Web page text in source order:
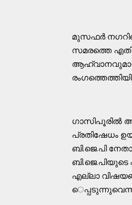
മുസഫർ
സമരത്തെ
ഗാസിപൂരിൽ
പ്രതിഷേധം
ബി.ജെ.പി
ബി.ജെ.പിയുടെ
എല്ലാ